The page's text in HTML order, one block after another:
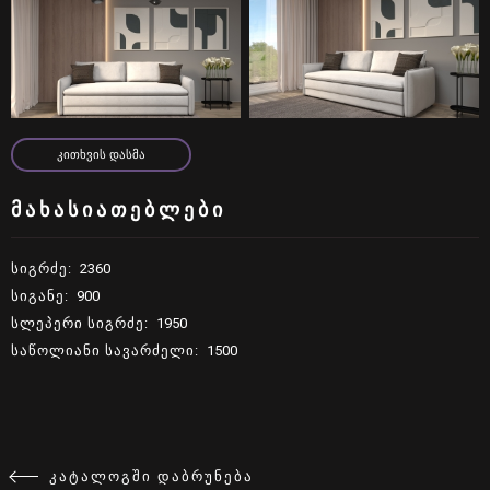
live:schn.moebel ᲙᲘᲗᲮᲕᲘᲡ ᲓᲐᲡᲛᲐ
ᲙᲘᲗᲮᲕᲘᲡ ᲓᲐᲡᲛᲐ
ᲛᲐᲮᲐᲡᲘᲐᲗᲔᲑᲚᲔᲑᲘ
ᲡᲘᲒᲠᲫᲔ : 2360
ᲡᲘᲒᲐᲜᲔ : 900
ᲡᲚᲔᲞᲔᲠᲘ ᲡᲘᲒᲠᲫᲔ : 1950
ᲡᲐᲬᲝᲚᲘᲐᲜᲘ ᲡᲐᲕᲐᲠᲫᲔᲚᲘ : 1500
ᲙᲐᲢᲐᲚᲝᲒᲨᲘ ᲓᲐᲑᲠᲣᲜᲔᲑᲐ